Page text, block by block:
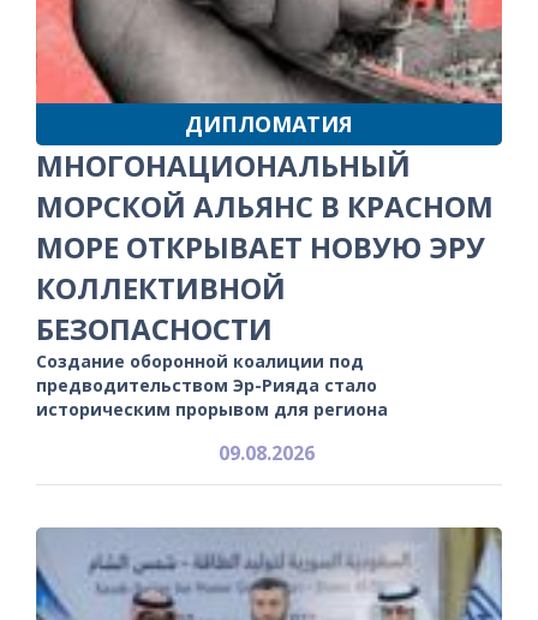
ДИПЛОМАТИЯ
МНОГОНАЦИОНАЛЬНЫЙ
МОРСКОЙ АЛЬЯНС В КРАСНОМ
МОРЕ ОТКРЫВАЕТ НОВУЮ ЭРУ
КОЛЛЕКТИВНОЙ
БЕЗОПАСНОСТИ
Создание оборонной коалиции под
предводительством Эр-Рияда стало
историческим прорывом для региона
09.08.2026